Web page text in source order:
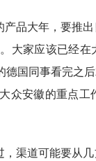
品大年，要推
大家应该已经在
国同事看完之
众安徽的重点
渠道可能要从